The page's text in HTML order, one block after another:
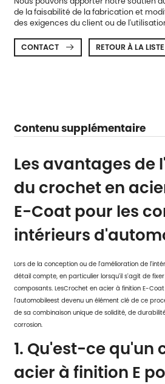
de la faisabilité de la fabrication et
des exigences du client ou de
CONTACT  RETOUR À LA LISTE
Contenu supplémentaire
Les avantages de
du crochet en
E-Coat pour les
intérieurs
Lors de la conception ou de l'amélioration de
détail compte, en particulier lorsqu'il s'agit de
composants. LesCrochet en acier à finition E-
l'automobileest devenu un élément clé de ce
de sa combinaison unique de solidité, de
corrosion.
1. Qu'est-ce qu'un
acier à finition E